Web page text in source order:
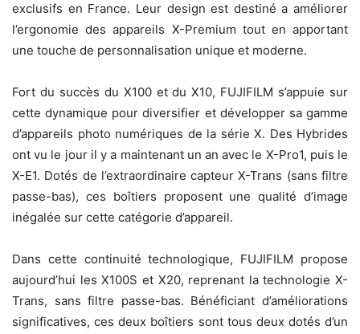
exclusifs en France. Leur design est destiné a améliorer
l’ergonomie des appareils X-Premium tout en apportant
une touche de personnalisation unique et moderne.
Fort du succès du X100 et du X10, FUJIFILM s’appuie sur
cette dynamique pour diversifier et développer sa gamme
d’appareils photo numériques de la série X. Des Hybrides
ont vu le jour il y a maintenant un an avec le X-Pro1, puis le
X-E1. Dotés de l’extraordinaire capteur X-Trans (sans filtre
passe-bas), ces boîtiers proposent une qualité d’image
inégalée sur cette catégorie d’appareil.
Dans cette continuité technologique, FUJIFILM propose
aujourd’hui les X100S et X20, reprenant la technologie X-
Trans, sans filtre passe-bas. Bénéficiant d’améliorations
significatives, ces deux boîtiers sont tous deux dotés d’un